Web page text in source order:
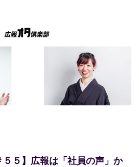
５５】広報は「社員の声」か